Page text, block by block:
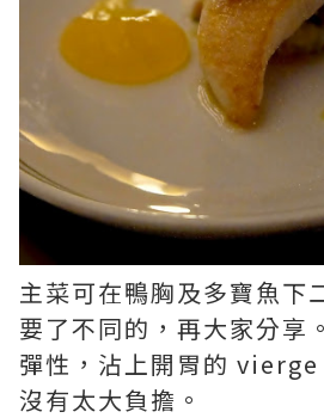
主菜可在鴨胸及多寶魚下
要了不同的，再大家分享
彈性，沾上開胃的
沒有太大負擔。